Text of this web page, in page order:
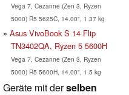
Vega 7, Cezanne (Zen 3, Ryzen
5000) R5 5625C, 14.00", 1.37 kg
Asus VivoBook S 14 Flip
TN3402QA, Ryzen 5 5600H
Vega 7, Cezanne (Zen 3, Ryzen
5000) R5 5600H, 14.00", 1.5 kg
Geräte mit derselben